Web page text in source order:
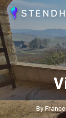
Skip
to
main
content
By